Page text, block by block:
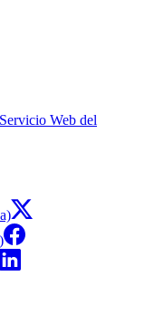
Servicio Web del